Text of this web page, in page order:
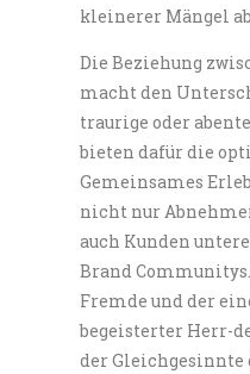
kleinerer Mängel
Die Beziehung
macht den
traurige oder
bieten dafür die
Gemeinsames
nicht nur
auch Kunden
Brand
Fremde und der
begeisterter Herr-
der Gleichgesinnte